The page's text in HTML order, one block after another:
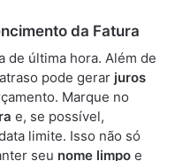
da Fatura
de última hora. Além de
pode gerar juros
Marque no
e, se possível,
limite. Isso não só
seu nome limpo e